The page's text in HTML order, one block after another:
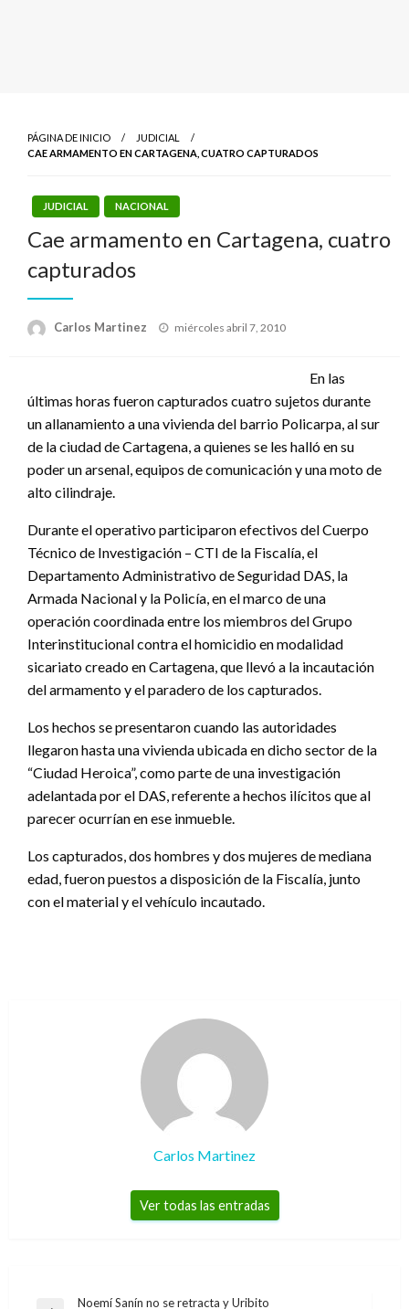
PÁGINA DE INICIO
JUDICIAL
CAE ARMAMENTO EN CARTAGENA, CUATRO CAPTURADOS
JUDICIAL NACIONAL
Cae armamento en Cartagena, cuatro
capturados
Carlos Martinez
Publicado
miércoles abril 7, 2010
En las
últimas horas fueron capturados cuatro sujetos durante
un allanamiento a una vivienda del barrio Policarpa, al sur
de la ciudad de Cartagena, a quienes se les halló en su
poder un arsenal, equipos de comunicación y una moto de
alto cilindraje.
Durante el operativo participaron efectivos del Cuerpo
Técnico de Investigación – CTI de la Fiscalía, el
Departamento Administrativo de Seguridad DAS, la
Armada Nacional y la Policía, en el marco de una
operación coordinada entre los miembros del Grupo
Interinstitucional contra el homicidio en modalidad
sicariato creado en Cartagena, que llevó a la incautación
del armamento y el paradero de los capturados.
Los hechos se presentaron cuando las autoridades
llegaron hasta una vivienda ubicada en dicho sector de la
“Ciudad Heroica”, como parte de una investigación
adelantada por el DAS, referente a hechos ilícitos que al
parecer ocurrían en ese inmueble.
Los capturados, dos hombres y dos mujeres de mediana
edad, fueron puestos a disposición de la Fiscalía, junto
con el material y el vehículo incautado.
Carlos Martinez
Ver todas las entradas
Noemí Sanín no se retracta y Uribito